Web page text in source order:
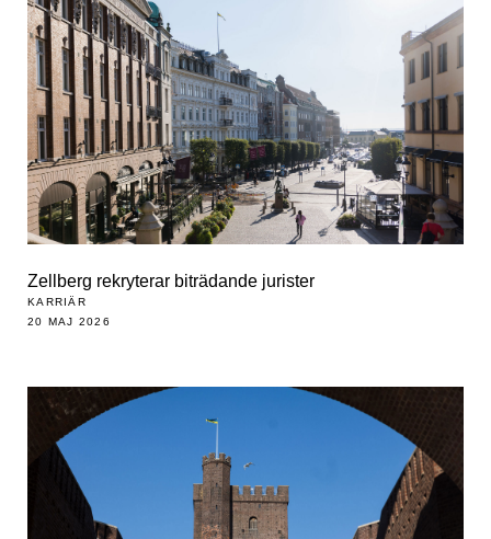
Zellberg rekryterar biträdande jurister
KARRIÄR
20 MAJ 2026